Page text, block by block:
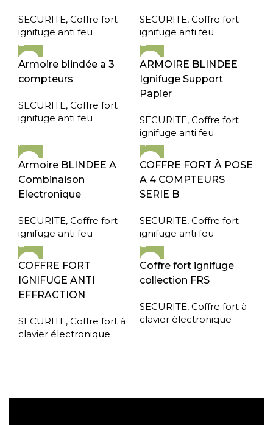
SECURITE, Coffre fort
ignifuge anti feu
SECURITE, Coffre fort
ignifuge anti feu
Armoire blindée a 3
compteurs
SECURITE, Coffre fort
ignifuge anti feu
ARMOIRE BLINDEE
Ignifuge Support
Papier
SECURITE, Coffre fort
ignifuge anti feu
Armoire BLINDEE A
Combinaison
Electronique
SECURITE, Coffre fort
ignifuge anti feu
COFFRE FORT À POSE
A 4 COMPTEURS
SERIE B
SECURITE, Coffre fort
ignifuge anti feu
COFFRE FORT
IGNIFUGE ANTI
EFFRACTION
SECURITE, Coffre fort à
clavier électronique
Coffre fort ignifuge
collection FRS
SECURITE, Coffre fort à
clavier électronique